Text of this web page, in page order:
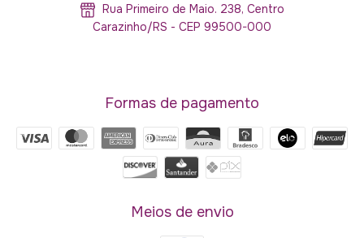
Rua Primeiro de Maio. 238, Centro
Carazinho/RS - CEP 99500-000
Formas de pagamento
Meios de envio